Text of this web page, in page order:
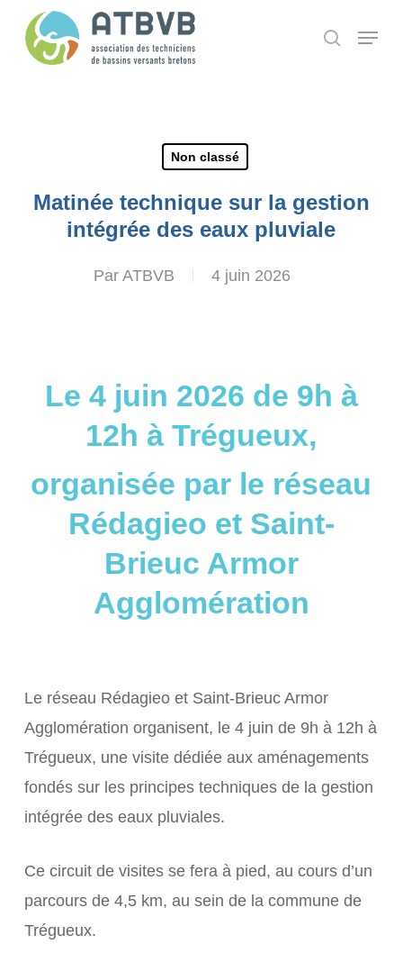
search
Menu
Non classé
Matinée technique sur la gestion
intégrée des eaux pluviale
Par ATBVB 4 juin 2026
Le 4 juin 2026 de 9h à
12h à Trégueux,
organisée par le réseau
Rédagieo et Saint-
Brieuc Armor
Agglomération
Le réseau Rédagieo et Saint-Brieuc Armor
Agglomération organisent, le 4 juin de 9h à 12h à
Trégueux, une visite dédiée aux aménagements
fondés sur les principes techniques de la gestion
intégrée des eaux pluviales.
Ce circuit de visites se fera à pied, au cours d’un
parcours de 4,5 km, au sein de la commune de
Trégueux.
Panneau de gestion des cookies